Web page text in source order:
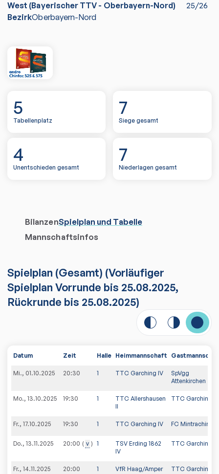
West (Bayerischer TTV - Oberbayern-Nord)
25/26
BezirkOberbayern-Nord
5
Tabellenplatz
7
Siege gesamt
4
Unentschieden gesamt
7
Niederlagen gesamt
BilanzenSpielplan und Tabelle
Mannschaftsinfos
Spielplan (Gesamt) (Vorläufiger
Spielplan Vorrunde bis 25.08.2025,
Rückrunde bis 25.08.2025)
Datum Zeit Halle Heimmannschaft
Mi., 01.10.2025 20:30 1 TTC Garching IV
SpVgg
Attenkirchen
Mo., 13.10.2025 19:30 1
TTC Allershausen
II
TTC Garching IV
Fr., 17.10.2025 19:30 1 TTC Garching IV FC Mintraching II
Do., 13.11.2025 20:00 v 1
TSV Erding 1862
IV
TTC Garching IV
Fr., 14.11.2025 20:00 1 VfR Haag/Amper TTC Garching IV